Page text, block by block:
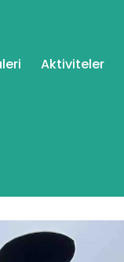
Aktiviteler